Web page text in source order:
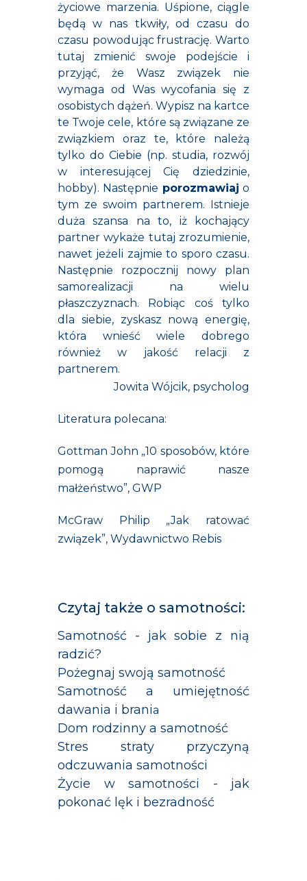
życiowe marzenia. Uśpione, ciągle
będą w nas tkwiły, od czasu do
czasu powodując frustrację. Warto
tutaj zmienić swoje podejście i
przyjąć, że Wasz związek nie
wymaga od Was wycofania się z
osobistych dążeń. Wypisz na kartce
te Twoje cele, które są związane ze
związkiem oraz te, które należą
tylko do Ciebie (np. studia, rozwój
w interesującej Cię dziedzinie,
hobby). Następnie porozmawiaj o
tym ze swoim partnerem. Istnieje
duża szansa na to, iż kochający
partner wykaże tutaj zrozumienie,
nawet jeżeli zajmie to sporo czasu.
Następnie rozpocznij nowy plan
samorealizacji na wielu
płaszczyznach. Robiąc coś tylko
dla siebie, zyskasz nową energię,
która wnieść wiele dobrego
również w jakość relacji z
partnerem.
Jowita Wójcik, psycholog
Literatura polecana:
Gottman John „10 sposobów, które
pomogą naprawić nasze
małżeństwo”, GWP
McGraw Philip „Jak ratować
związek”, Wydawnictwo Rebis
Czytaj także o samotności:
Samotność - jak sobie z nią
radzić?
Pożegnaj swoją samotność
Samotność a umiejętność
dawania i brania
Dom rodzinny a samotność
Stres straty przyczyną
odczuwania samotności
Życie w samotności - jak
pokonać lęk i bezradność